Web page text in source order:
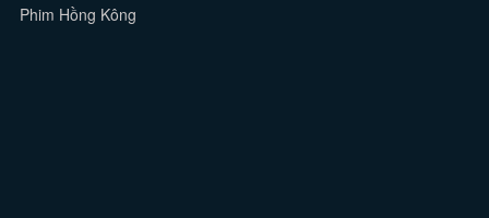
Phim Hồng Kông